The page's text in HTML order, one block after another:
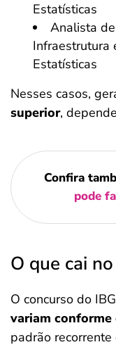
Estatísticas
Analista
Infraestrutura
Estatísticas
Nesses casos,
superior,
Confira
pode
O que cai
O concurso do
variam conforme
padrão